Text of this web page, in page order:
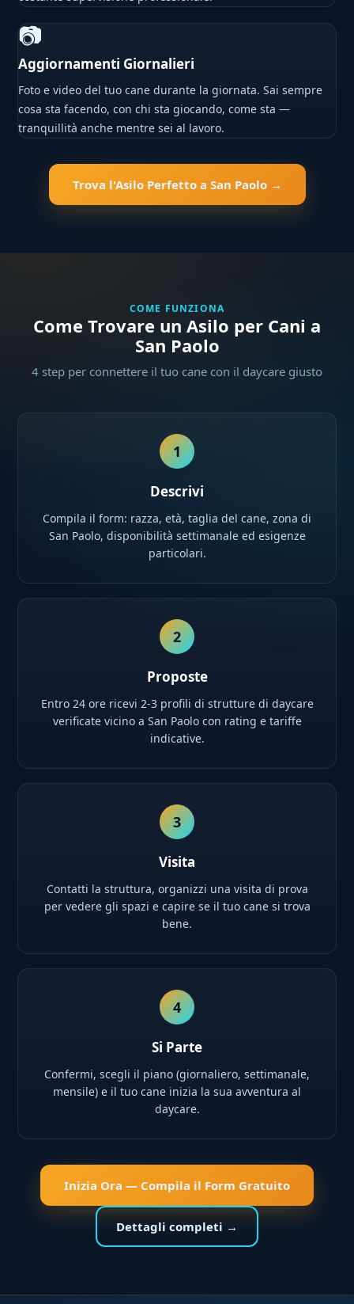
📷
Aggiornamenti Giornalieri
Foto e video del tuo cane durante la giornata. Sai sempre
cosa sta facendo, con chi sta giocando, come sta —
tranquillità anche mentre sei al lavoro.
Trova l'Asilo Perfetto a San Paolo →
COME FUNZIONA
Come Trovare un Asilo per Cani a
San Paolo
4 step per connettere il tuo cane con il daycare giusto
1
Descrivi
Compila il form: razza, età, taglia del cane, zona di
San Paolo, disponibilità settimanale ed esigenze
particolari.
2
Proposte
Entro 24 ore ricevi 2-3 profili di strutture di daycare
verificate vicino a San Paolo con rating e tariffe
indicative.
3
Visita
Contatti la struttura, organizzi una visita di prova
per vedere gli spazi e capire se il tuo cane si trova
bene.
4
Si Parte
Confermi, scegli il piano (giornaliero, settimanale,
mensile) e il tuo cane inizia la sua avventura al
daycare.
Inizia Ora — Compila il Form Gratuito
Dettagli completi →